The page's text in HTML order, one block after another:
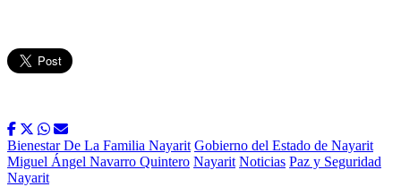
Bienestar De La Familia Nayarit Gobierno del Estado de Nayarit
Miguel Ángel Navarro Quintero Nayarit Noticias Paz y Seguridad
Nayarit